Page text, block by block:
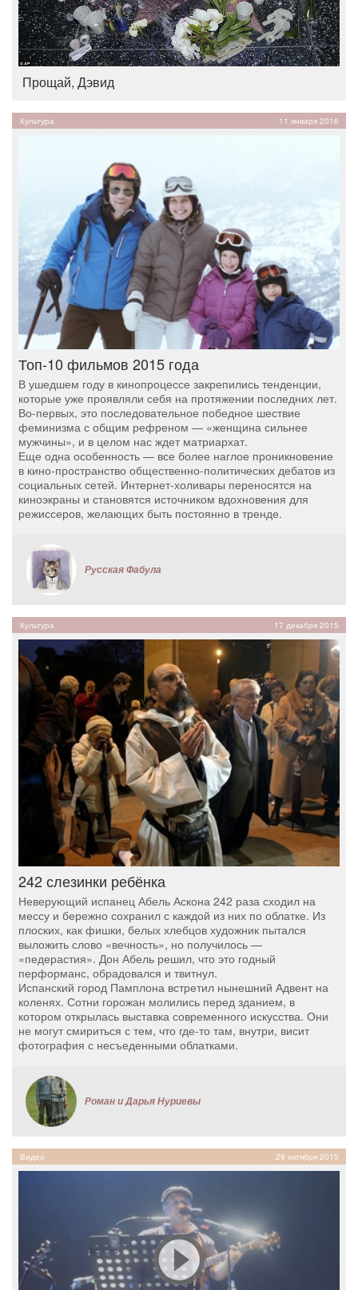
Прощай, Дэвид
Культура 11 января 2016
Топ-10 фильмов 2015 года
В ушедшем году в кинопроцессе закрепились тенденции,
которые уже проявляли себя на протяжении последних лет.
Во-первых, это последовательное победное шествие
феминизма с общим рефреном — «женщина сильнее
мужчины», и в целом нас ждет матриархат.
Еще одна особенность — все более наглое проникновение
в кино-пространство общественно-политических дебатов из
социальных сетей. Интернет-холивары переносятся на
киноэкраны и становятся источником вдохновения для
режиссеров, желающих быть постоянно в тренде.
Русская Фабула
Культура 17 декабря 2015
242 слезинки ребёнка
Неверующий испанец Абель Аскона 242 раза сходил на
мессу и бережно сохранил с каждой из них по облатке. Из
плоских, как фишки, белых хлебцов художник пытался
выложить слово «вечность», но получилось —
«педерастия». Дон Абель решил, что это годный
перформанс, обрадовался и твитнул.
Испанский город Памплона встретил нынешний Адвент на
коленях. Сотни горожан молились перед зданием, в
котором открылась выставка современного искусства. Они
не могут смириться с тем, что где-то там, внутри, висит
фотография с несъеденными облатками.
Роман и Дарья Нуриевы
Видео 29 октября 2015